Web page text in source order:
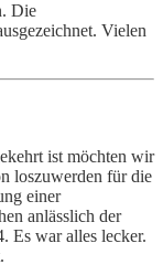
Die
Vielen
ist möchten wir
loszuwerden für die
einer
anlässlich der
Es war alles lecker.